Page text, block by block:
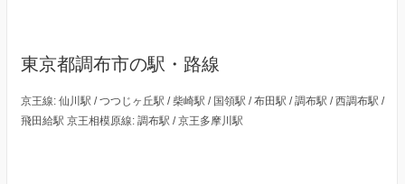
東京都調布市の駅・路線
京王線: 仙川駅 / つつじヶ丘駅 / 柴崎駅 / 国領駅 / 布田駅 / 調布駅 / 西調布駅 /
飛田給駅 京王相模原線: 調布駅 / 京王多摩川駅